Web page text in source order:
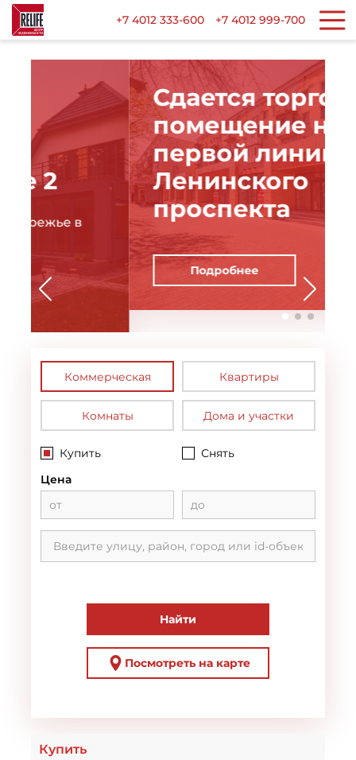
+7 4012 333-600 +7 4012 999-700
Коммерческая Квартиры
Комнаты Дома и участки
Купить
Снять
Цена
Найти
Посмотреть на карте
Сдается торговое
помещение на
первой линии
Ленинского
проспекта
Подробнее
Купить